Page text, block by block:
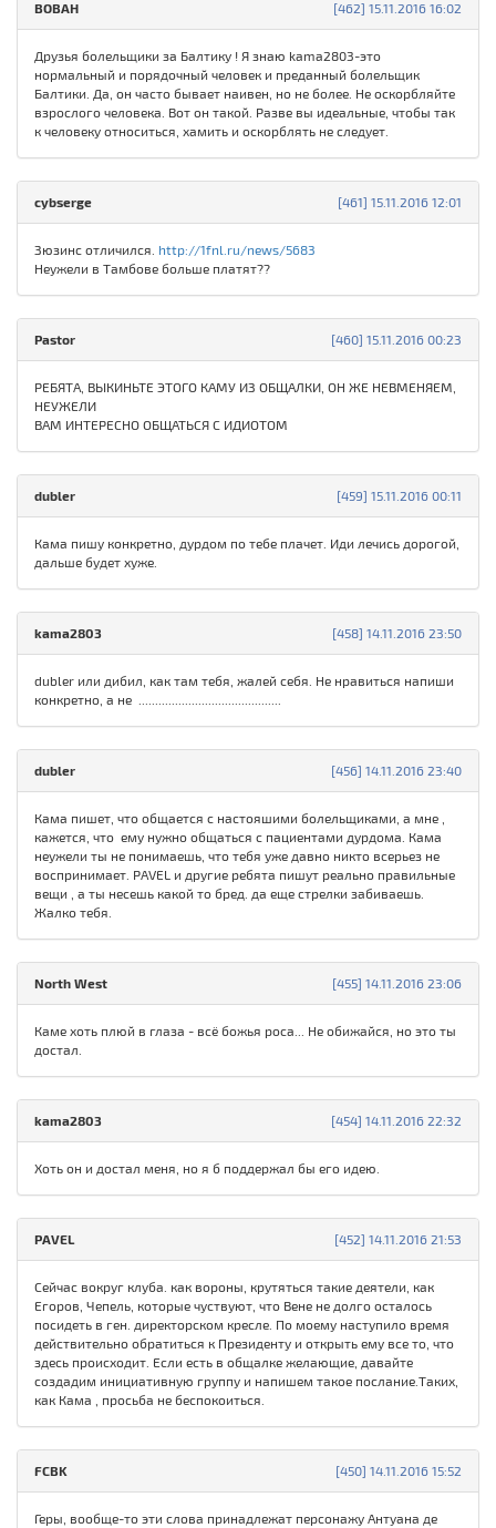
[462] 15.11.2016 16:02
ВОВАН
Друзья болельщики за Балтику ! Я знаю kama2803-это
нормальный и порядочный человек и преданный болельщик
Балтики. Да, он часто бывает наивен, но не более. Не оскорбляйте
взрослого человека. Вот он такой. Разве вы идеальные, чтобы так
к человеку относиться, хамить и оскорблять не следует.
[461] 15.11.2016 12:01
cybserge
Зюзинс отличился. http://1fnl.ru/news/5683
Неужели в Тамбове больше платят??
[460] 15.11.2016 00:23
Pastor
РЕБЯТА, ВЫКИНЬТЕ ЭТОГО КАМУ ИЗ ОБЩАЛКИ, ОН ЖЕ НЕВМЕНЯЕМ,
НЕУЖЕЛИ
ВАМ ИНТЕРЕСНО ОБЩАТЬСЯ С ИДИОТОМ
[459] 15.11.2016 00:11
dubler
Кама пишу конкретно, дурдом по тебе плачет. Иди лечись дорогой,
дальше будет хуже.
[458] 14.11.2016 23:50
kama2803
dubler или дибил, как там тебя, жалей себя. Не нравиться напиши
конкретно, а не ...........................................
[456] 14.11.2016 23:40
dubler
Кама пишет, что общается с настояшими болельщиками, а мне ,
кажется, что ему нужно общаться с пациентами дурдома. Кама
неужели ты не понимаешь, что тебя уже давно никто всерьез не
воспринимает. PAVEL и другие ребята пишут реально правильные
вещи , а ты несешь какой то бред. да еще стрелки забиваешь.
Жалко тебя.
[455] 14.11.2016 23:06
North West
Каме хоть плюй в глаза - всё божья роса... Не обижайся, но это ты
достал.
[454] 14.11.2016 22:32
kama2803
Хоть он и достал меня, но я б поддержал бы его идею.
[452] 14.11.2016 21:53
PAVEL
Сейчас вокруг клуба. как вороны, крутяться такие деятели, как
Егоров, Чепель, которые чуствуют, что Вене не долго осталось
посидеть в ген. директорском кресле. По моему наступило время
действительно обратиться к Президенту и открыть ему все то, что
здесь происходит. Если есть в общалке желающие, давайте
создадим инициативную группу и напишем такое послание.Таких,
как Кама , просьба не беспокоиться.
[450] 14.11.2016 15:52
FCBK
Геры, вообще-то эти слова принадлежат персонажу Антуана де